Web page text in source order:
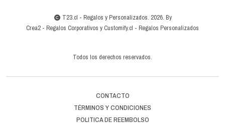
T23.cl - Regalos y Personalizados. 2026. By
Crea2 - Regalos Corporativos y Customify.cl - Regalos Personalizados
Todos los derechos reservados.
CONTACTO
TÉRMINOS Y CONDICIONES
POLITICA DE REEMBOLSO